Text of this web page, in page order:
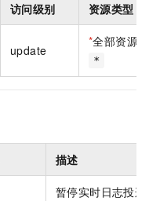
访问级别 资源类型
update
*全部资源
*
描述
暂停实时日志投递